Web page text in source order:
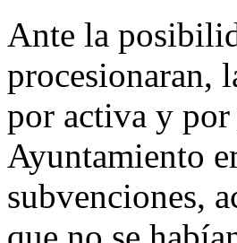
Ante la
procesionaran,
por activa y
Ayuntamiento
subvenciones,